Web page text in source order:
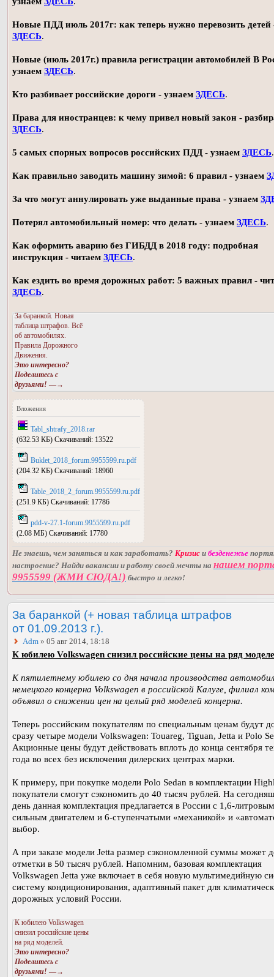
Новые ПДД июль 2017г: как теперь нужно перевозить детей
ЗДЕСЬ.
Новые (июль 2017г.) правила регистрации автомобилей В
узнаем ЗДЕСЬ.
Кто разбивает российские дороги - узнаем ЗДЕСЬ.
Права для иностранцев: к чему привел новый закон -
ЗДЕСЬ.
5 самых спорных вопросов российских ПДД - узнаем ЗДЕСЬ.
Как правильно заводить машину зимой: 6 правил - узнаем
За что могут аннулировать уже выданные права - узнаем
Потерял автомобильный номер: что делать - узнаем ЗДЕСЬ.
Как оформить аварию без ГИБДД в 2018 году: подробная
инструкция - читаем ЗДЕСЬ.
Как ездить во время дорожных работ: 5 важных правил -
ЗДЕСЬ.
За баранкой. Новая
таблица штрафов. Всё
об автомобилях.
Правила Дорожного
Движения.
Это интересно?
Поделитесь с
друзьями! —→
Вложения
Tabl_shtrafy_2018.rar
(632.53 КБ) Скачиваний: 13522
Buklet_2018_forum.9955599.ru.pdf
(204.32 КБ) Скачиваний: 18960
Table_2018_2_forum.9955599.ru.pdf
(251.9 КБ) Скачиваний: 17786
pdd-v-27.1-forum.9955599.ru.pdf
(2.08 МБ) Скачиваний: 17780
Не знаешь, чем заняться и как заработать? Кризис и безденежье
настроение? Найди вакансии и работу своей мечты на нашем
9955599 (ЖМИ СЮДА!) быстро и легко!
За баранкой (+ новая таблица штрафов
от 01.09.2013 г.).
Adm » 05 авг 2014, 18:18
К юбилею Volkswagen снизил российские цены на ряд
К пятилетнему юбилею со дня начала производства
немецкого концерна Volkswagen в российской Калуге, филиал
объявил о снижении цен на целый ряд моделей концерна.
Теперь российским покупателям по специальным ценам будут
сразу четыре модели Volkswagen: Touareg, Tiguan, Jetta и Polo
Акционные цены будут действовать вплоть до конца сентября
года во всех без исключения дилерских центрах марки.
К примеру, при покупке модели Polo Sedan в комплектации
покупатели смогут сэкономить до 40 тысяч рублей. На
день данная комплектация предлагается в России с 1,6-
сильным двигателем и 6-ступенчатыми «механикой» и
выбор.
А при заказе модели Jetta размер сэкономленной суммы может
отметки в 50 тысяч рублей. Напомним, базовая комплектация
Volkswagen Jetta уже включает в себя новую мультимедийную
систему кондиционирования, адаптивный пакет для
дорожных условий России.
К юбилею Volkswagen
снизил российские цены
на ряд моделей.
Это интересно?
Поделитесь с
друзьями! —→